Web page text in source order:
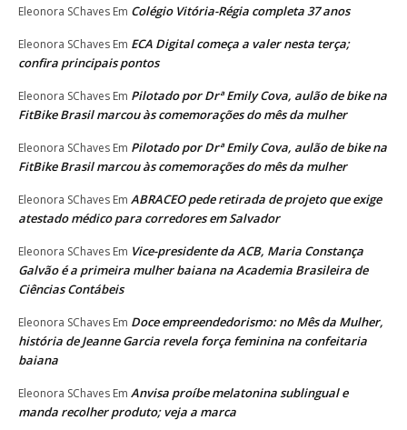
Eleonora SChaves Em Colégio Vitória-Régia completa 37 anos
Eleonora SChaves Em ECA Digital começa a valer nesta terça;
confira principais pontos
Eleonora SChaves Em Pilotado por Drª Emily Cova, aulão de bike na
FitBike Brasil marcou às comemorações do mês da mulher
Eleonora SChaves Em Pilotado por Drª Emily Cova, aulão de bike na
FitBike Brasil marcou às comemorações do mês da mulher
Eleonora SChaves Em ABRACEO pede retirada de projeto que exige
atestado médico para corredores em Salvador
Eleonora SChaves Em Vice-presidente da ACB, Maria Constança
Galvão é a primeira mulher baiana na Academia Brasileira de
Ciências Contábeis
Eleonora SChaves Em Doce empreendedorismo: no Mês da Mulher,
história de Jeanne Garcia revela força feminina na confeitaria
baiana
Eleonora SChaves Em Anvisa proíbe melatonina sublingual e
manda recolher produto; veja a marca